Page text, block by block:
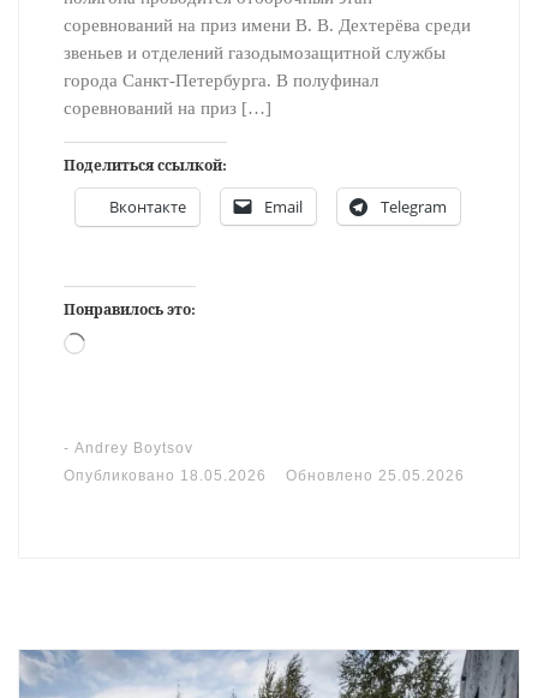
соревнований на приз имени В. В. Дехтерёва среди
звеньев и отделений газодымозащитной службы
города Санкт-Петербурга. В полуфинал
соревнований на приз […]
Поделиться ссылкой:
Вконтакте Email Telegram
Понравилось это:
Загрузка…
- Andrey Boytsov
Опубликовано 18.05.2026 Обновлено 25.05.2026